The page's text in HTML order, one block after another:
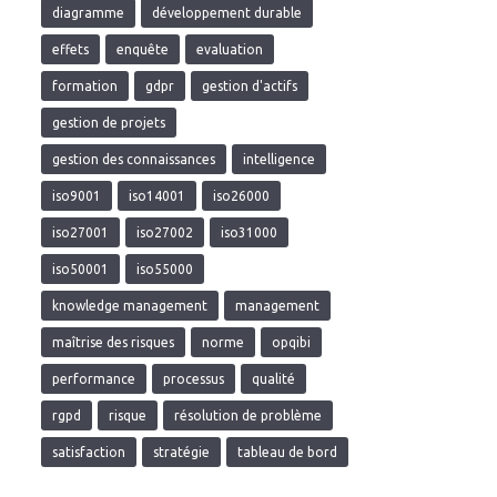
diagramme développement durable
effets enquête evaluation
formation gdpr gestion d'actifs
gestion de projets
gestion des connaissances intelligence
iso9001 iso14001 iso26000
iso27001 iso27002 iso31000
iso50001 iso55000
knowledge management management
maîtrise des risques norme opqibi
performance processus qualité
rgpd risque résolution de problème
satisfaction stratégie tableau de bord